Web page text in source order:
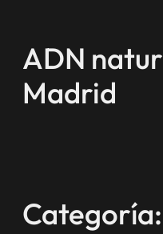
contenido
ADN
Madrid
Categoría: